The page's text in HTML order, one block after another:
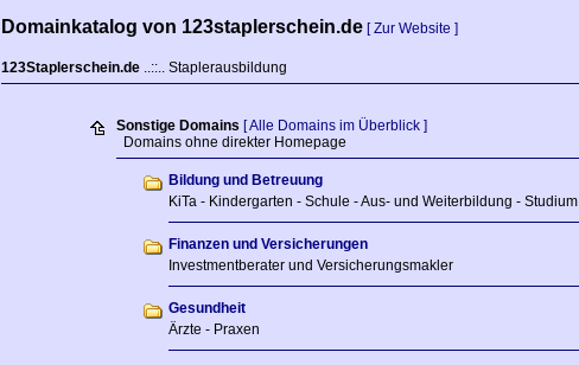
Domainkatalog von 123staplerschein.de [ Zur Website ]
123Staplerschein.de ..::.. Staplerausbildung
Sonstige Domains [ Alle Domains im Überblick ]
Domains ohne direkter Homepage
Bildung und Betreuung
KiTa - Kindergarten - Schule - Aus- und Weiterbildung - Studium
Finanzen und Versicherungen
Investmentberater und Versicherungsmakler
Gesundheit
Ärzte - Praxen